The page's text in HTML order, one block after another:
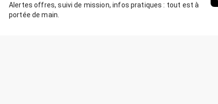
Alertes offres, suivi de mission, infos pratiques : tout est à
portée de main.